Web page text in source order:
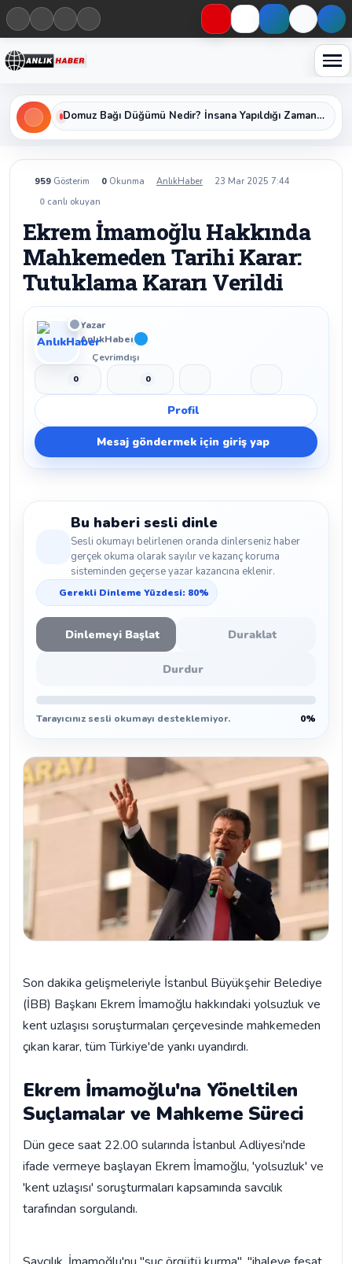
Haberleri keşfet
Domuz Bağı Düğümü Nedir? İnsana Yapıldığı Zaman Yavaş Yavaş Öldüren Ölümcül Düğümün Kan Donduran Gerçekleri
959 Gösterim 0 Okunma AnlıkHaber
23 Mar 2025 7:44
0canlı okuyan
Ekrem İmamoğlu Hakkında
Mahkemeden Tarihi Karar:
Tutuklama Kararı Verildi
Yazar
AnlıkHaber
Çevrimdışı
Beğen
0 Beğenmeme
0
Profil
Mesaj göndermek için giriş yap
Bu haberi sesli dinle
Sesli okumayı belirlenen oranda dinlerseniz haber
gerçek okuma olarak sayılır ve kazanç koruma
sisteminden geçerse yazar kazancına eklenir.
Gerekli Dinleme Yüzdesi: 80%
Dinlemeyi Başlat Duraklat
Durdur
Tarayıcınız sesli okumayı desteklemiyor. 0%
Son dakika gelişmeleriyle İstanbul Büyükşehir Belediye
(İBB) Başkanı Ekrem İmamoğlu hakkındaki yolsuzluk ve
kent uzlaşısı soruşturmaları çerçevesinde mahkemeden
çıkan karar, tüm Türkiye'de yankı uyandırdı.
Ekrem İmamoğlu'na Yöneltilen
Suçlamalar ve Mahkeme Süreci
Dün gece saat 22.00 sularında İstanbul Adliyesi'nde
ifade vermeye başlayan Ekrem İmamoğlu, 'yolsuzluk' ve
'kent uzlaşısı' soruşturmaları kapsamında savcılık
tarafından sorgulandı.